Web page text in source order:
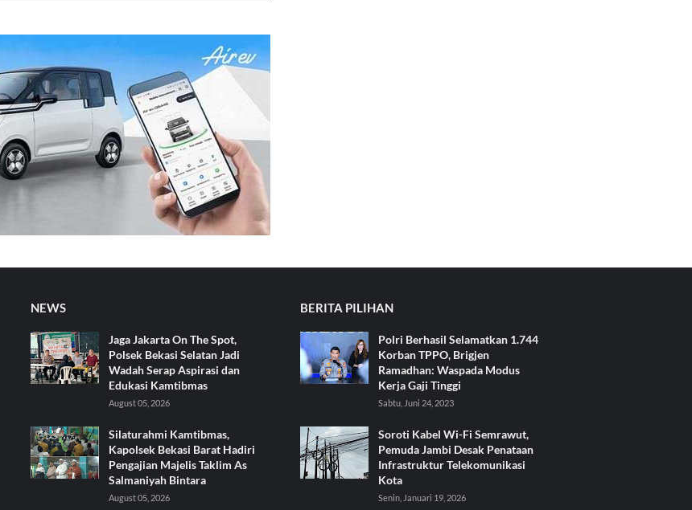
NEWS
Jaga Jakarta On The Spot,
Polsek Bekasi Selatan Jadi
Wadah Serap Aspirasi dan
Edukasi Kamtibmas
August 05, 2026
Silaturahmi Kamtibmas,
Kapolsek Bekasi Barat Hadiri
Pengajian Majelis Taklim As
Salmaniyah Bintara
August 05, 2026
BERITA PILIHAN
Polri Berhasil Selamatkan 1.744
Korban TPPO, Brigjen
Ramadhan: Waspada Modus
Kerja Gaji Tinggi
Sabtu, Juni 24, 2023
Soroti Kabel Wi-Fi Semrawut,
Pemuda Jambi Desak Penataan
Infrastruktur Telekomunikasi
Kota
Senin, Januari 19, 2026